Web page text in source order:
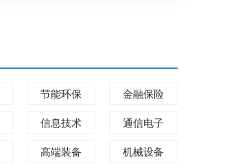
节能环保
金融保险
信息技术
通信电子
高端装备
机械设备